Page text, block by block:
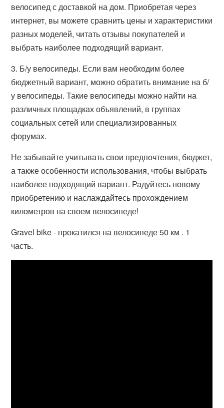
велосипед с доставкой на дом. Приобретая через
интернет, вы можете сравнить цены и характеристики
разных моделей, читать отзывы покупателей и
выбрать наиболее подходящий вариант.
3. Б/у велосипеды. Если вам необходим более
бюджетный вариант, можно обратить внимание на б/
у велосипеды. Такие велосипеды можно найти на
различных площадках объявлений, в группах
социальных сетей или специализированных
форумах.
Не забывайте учитывать свои предпочтения, бюджет,
а также особенности использования, чтобы выбрать
наиболее подходящий вариант. Радуйтесь новому
приобретению и наслаждайтесь прохождением
километров на своем велосипеде!
Gravel bike - прокатился на велосипеде 50 км . 1
часть.